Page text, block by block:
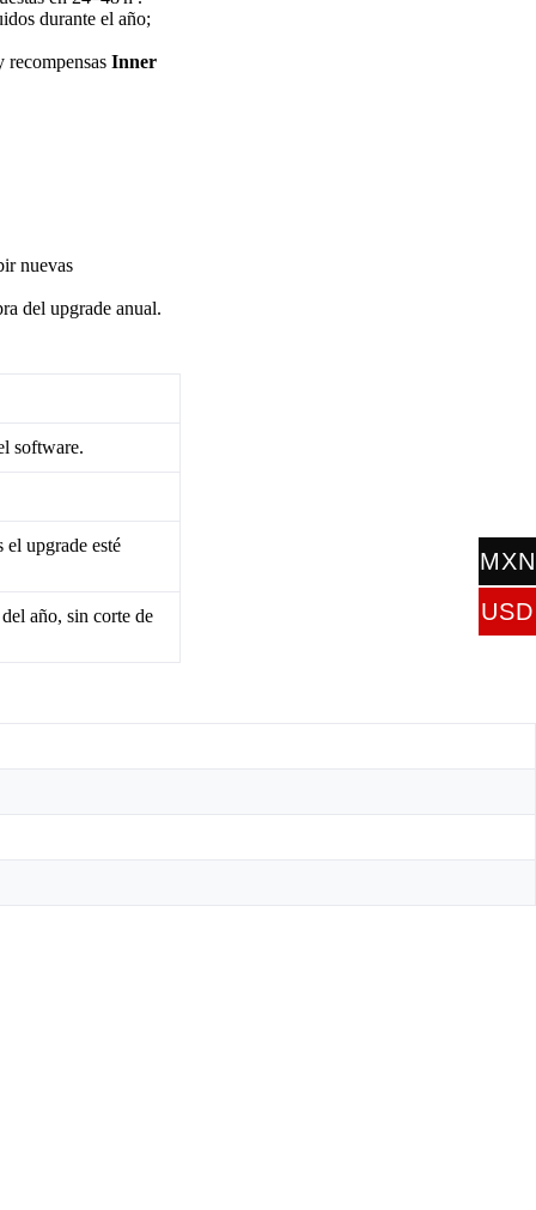
durante el año;
recompensas Inner
nuevas
del upgrade anual.
software.
el upgrade esté
año, sin corte de
MXN
$
USD